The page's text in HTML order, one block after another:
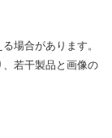
場合があります。
若干製品と画像の